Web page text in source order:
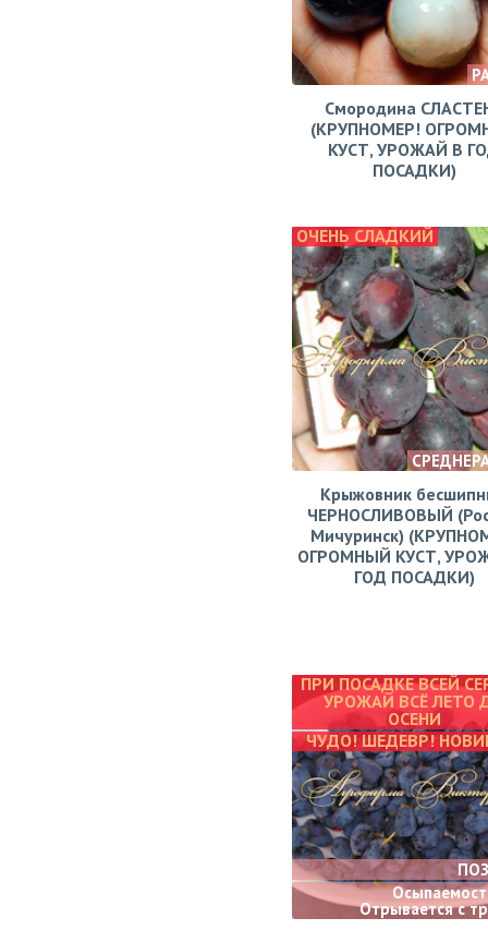
Смородина
(КРУПНОМЕР!
КУСТ, УРОЖАЙ В
ПОСАДКИ)
ОЧЕНЬ СЛАДКИЙ
Крыжовник
ЧЕРНОСЛИВОВЫЙ
Мичуринск)
ОГРОМНЫЙ КУСТ,
ГОД ПОСАДКИ)
ПРИ ПОСАДКЕ ВСЕЙ
УРОЖАЙ ВСЁ ЛЕТО
ОСЕНИ
ЧУДО! ШЕДЕВР!
Отрывается с